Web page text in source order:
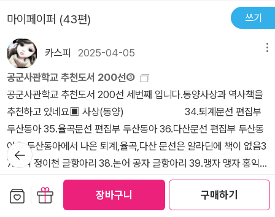
장바구니 구매하기
있음을 알게 되었다. 삼성혈의 시조는 삼양동 유적지가 있어서 실체
감을 갖게 된 것이다. 보존 가치가 높은 장소다.또 삼양동 검은 모래
해변은 인공 시설이 아닌 자연 그대로의 노천 찜질방이라는 것도 알
았다. 잘고 검은 모래로 찜질하면 신경통, 관절염, 비만증, 피부염, 감
기예방, 무좀 등에 효과가 있고 불임치료도 된다 하니 대단하지 않은
가. 우리보다 외국인들이 더 잘 알고 모래찜질을 즐긴다 하니 나도 꼭
가보려 한다. 2) 용눈이 오름제주에는 많은 오름들이 있고 가봐야 할
곳이 많지만 일단 용눈이 오름부터 가 보고 싶다. 어른도 아이도 쉽게
오를 수 있고 곡선이 매우 아름답다는 그 곳. 이미 여러 사람들에게서
추천을 받았지만 이 책을 읽고 더욱 가고 싶어졌다. 용눈이오름은 기
생화산이 터질 때 여러 개가 포개져 능선과 굼부리가 부챗살 모양을
이루며 네다섯 가닥으로 흘러내리면서 굽이치는 곡선으로 넓게 퍼져
로 지정되는 과정의 이야기를 하면서 개발을 통해 지역발전을 하고자
하는 사람들은 이런 지정을 원지 않아 반대시위를 한다는 말에 충격
을 받기도 했다. 물론 사는 현지민 가운데 그런 사람이 있는 것은 당연
한데 한번도 생각해보지 않은 내 자신에게 오히려 놀랐다고나 할까?
지역 주민의 이익과 미래의 유산을 위한 중간점을 찾는 것이 어려운
일이라는 걸 다시한번 느끼지만 그래도 다음에 제주를 찾았을 때 덜
변해있었으면 싶다. 없었으면 싶은 마음이 크지만 ,해군기지를 짓는
것도 멋진 호텔을 짓고 관광단지를 만드는 것도 더디 갔으며 싶다. 우
리의 편리함과 발전은 결국 미래의 후손과 자연을 담보로 한다는 죄
지지 않은 역사의 뒷 얘기를 따뜻한 문체로 풀어나가는 유홍준선생의
글은 언제나 즐거웠다. 이제는 고전이 되어버린 '나의 문화 유산 답사
기'를 다시 추천하고 칭찬하는 일이 부질 없을지도 모르지만, 우리나
라의 문화와 역사와 자연과 인간에 대해 가장 현장감있게 알 수 있는
책은 '답사기'만한 것이 없다. 늘 그렇지만, 답사기를 읽는 것은 독서
아닌 힐링의 시간이다.
마이페이퍼 (43편) 쓰기
카스피 2025-04-05
공군사관학교 추천도서 200선③
공군사관학교 추천도서 200선 세번째 입니다.동양사상과 역사책을
추천하고 있네요▣ 사상(동양) 34.퇴계문선 편집부
두산동아 35.율곡문선 편집부 두산동아 36.다산문선 편집부 두산동
아 ▶두산동아에서 나온 퇴계,율곡,다산 문선은 알라딘에 책이 없음3
7.주역 정이천 글항아리 38.논어 공자 글항아리 39.맹자 맹자 홍익출
보와 이백 시선 두보, 이백 43.성학십도 이황 홍익출판사 44.성학집
더보기
댓글 (0)
뒤로가
기